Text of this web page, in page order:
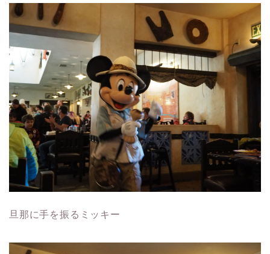
旦那に手を振るミッキー